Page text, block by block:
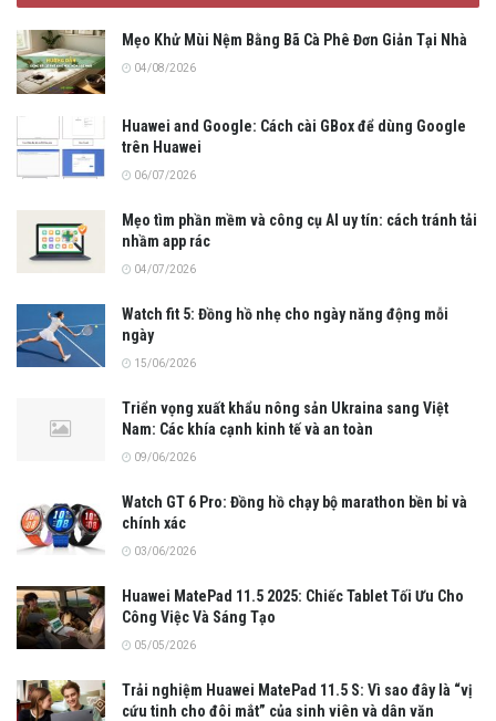
Mẹo Khử Mùi Nệm Bằng Bã Cà Phê Đơn Giản Tại Nhà
04/08/2026
Huawei and Google: Cách cài GBox để dùng Google
trên Huawei
06/07/2026
Mẹo tìm phần mềm và công cụ AI uy tín: cách tránh tải
nhầm app rác
04/07/2026
Watch fit 5: Đồng hồ nhẹ cho ngày năng động mỗi
ngày
15/06/2026
Triển vọng xuất khẩu nông sản Ukraina sang Việt
Nam: Các khía cạnh kinh tế và an toàn
09/06/2026
Watch GT 6 Pro: Đồng hồ chạy bộ marathon bền bỉ và
chính xác
03/06/2026
Huawei MatePad 11.5 2025: Chiếc Tablet Tối Ưu Cho
Công Việc Và Sáng Tạo
05/05/2026
Trải nghiệm Huawei MatePad 11.5 S: Vì sao đây là “vị
cứu tinh cho đôi mắt” của sinh viên và dân văn